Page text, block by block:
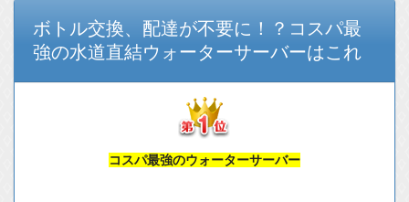
ボトル交換、配達が不要に！？コスパ最
強の水道直結ウォーターサーバーはこれ
コスパ最強のウォーターサーバー